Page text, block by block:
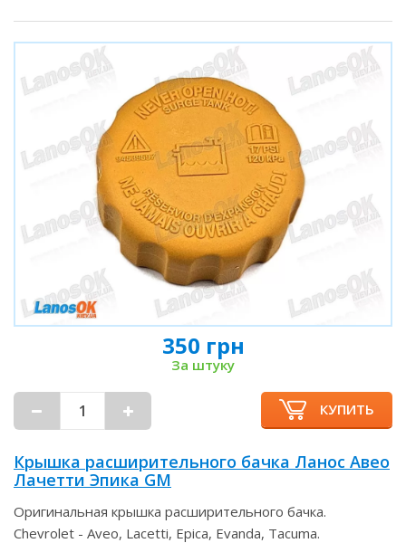
350 грн
За штуку
КУПИТЬ
Крышка расширительного бачка Ланос Авео
Лачетти Эпика GM
Оригинальная крышка расширительного бачка.
Chevrolet - Aveo, Lacetti, Epica, Evanda, Tacuma.